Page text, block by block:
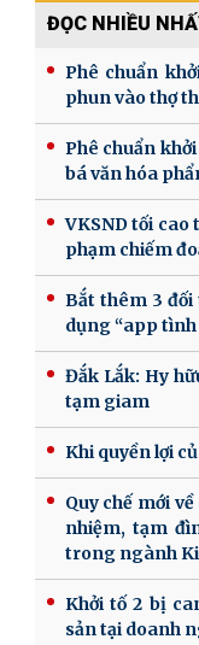
ĐỌC NHIỀU
Phê chuẩn
phun vào thợ
Phê chuẩn
bá văn hóa
VKSND tối cao
phạm chiếm
Bắt thêm 3
dụng “app tình
Đắk Lắk: Hy
tạm giam
Khi quyền lợi
Quy chế mới
nhiệm, tạm
trong ngành
Khởi tố 2 bị
sản tại doanh